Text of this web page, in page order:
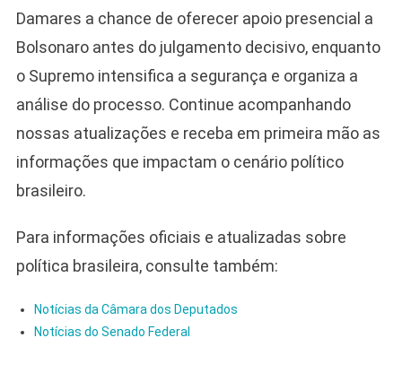
Damares a chance de oferecer apoio presencial a
Bolsonaro antes do julgamento decisivo, enquanto
o Supremo intensifica a segurança e organiza a
análise do processo. Continue acompanhando
nossas atualizações e receba em primeira mão as
informações que impactam o cenário político
brasileiro.
Para informações oficiais e atualizadas sobre
política brasileira, consulte também:
Notícias da Câmara dos Deputados
Notícias do Senado Federal